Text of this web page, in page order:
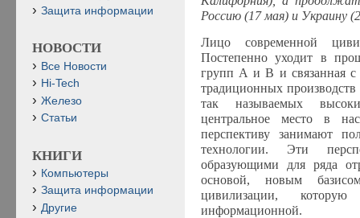
Россию (17 мая) и Украину
Лицо современной
Постепенно уходит в
групп А и В и связанная с
традиционных производств
так называемых
центральное место в
перспективу занимают
технологии. Эти
образующими для ряда
основой, новым
цивилизации,
информационной.
Защита информации
НОВОСТИ
Все Новости
Hi-Tech
Железо
Статьи
КНИГИ
Компьютеры
Защита информации
Другие